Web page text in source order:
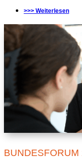
>>> Weiterlesen